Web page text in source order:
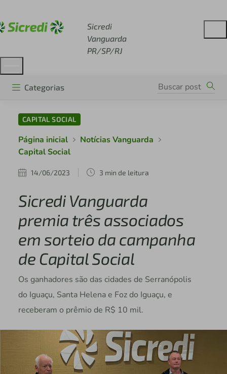
Sicredi
Vanguarda
PR/SP/RJ
Categorias
CAPITAL SOCIAL
Página inicial
Notícias Vanguarda
Capital Social
14/06/2023 3 min de leitura
Sicredi Vanguarda
premia três associados
em sorteio da campanha
de Capital Social
Os ganhadores são das cidades de Serranópolis
do Iguaçu, Santa Helena e Foz do Iguaçu, e
receberam o prêmio de R$ 10 mil.